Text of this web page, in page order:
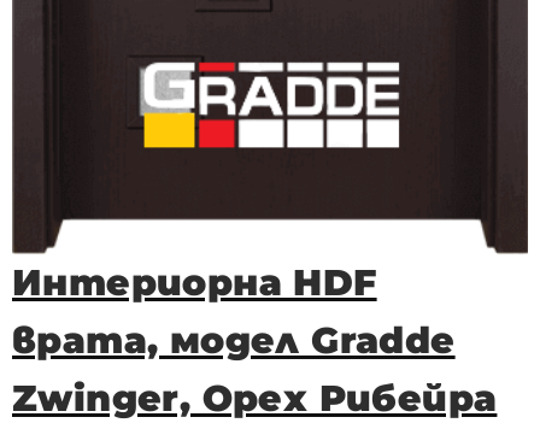
Интериорна HDF
врата, модел Gradde
Zwinger, Орех Рибейра